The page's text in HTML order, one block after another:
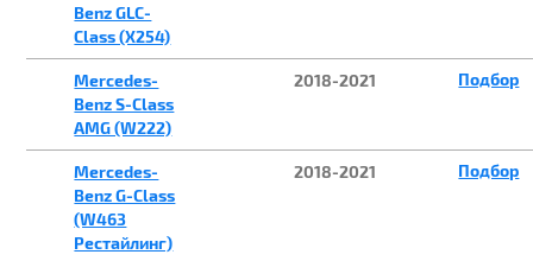
Benz GLC-
Class (X254)
Mercedes-
Benz S-Class
AMG (W222)
2018-2021 Подбор
Mercedes-
Benz G-Class
(W463
Рестайлинг)
2018-2021 Подбор